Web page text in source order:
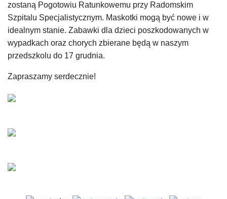
zostaną Pogotowiu Ratunkowemu przy Radomskim
Szpitalu Specjalistycznym. Maskotki mogą być nowe i w
idealnym stanie. Zabawki dla dzieci poszkodowanych w
wypadkach oraz chorych zbierane będą w naszym
przedszkolu do 17 grudnia.
Zapraszamy serdecznie!